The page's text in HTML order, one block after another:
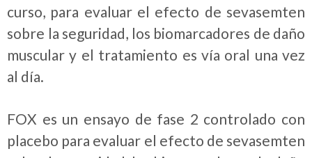
curso, para evaluar el efecto de sevasemten
sobre la seguridad, los biomarcadores de daño
muscular y el tratamiento es vía oral una vez
al día.
FOX es un ensayo de fase 2 controlado con
placebo para evaluar el efecto de sevasemten